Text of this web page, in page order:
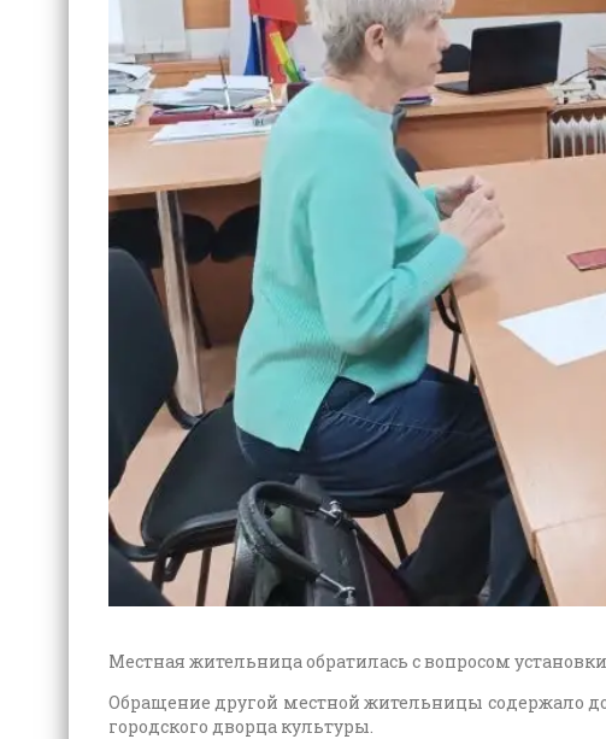
Местная жительница обратилась с вопросом
Обращение другой местной жительницы содержало
городского дворца культуры.